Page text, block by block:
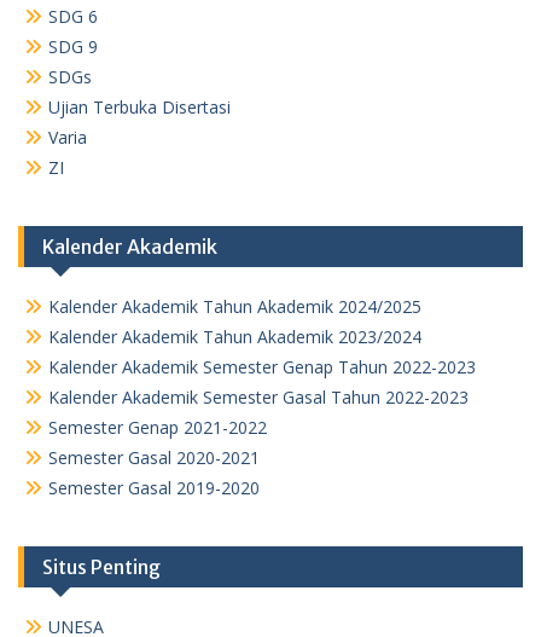
SDG 6
SDG 9
SDGs
Ujian Terbuka Disertasi
Varia
ZI
Kalender Akademik
Kalender Akademik Tahun Akademik 2024/2025
Kalender Akademik Tahun Akademik 2023/2024
Kalender Akademik Semester Genap Tahun 2022-2023
Kalender Akademik Semester Gasal Tahun 2022-2023
Semester Genap 2021-2022
Semester Gasal 2020-2021
Semester Gasal 2019-2020
Situs Penting
UNESA